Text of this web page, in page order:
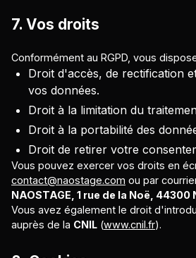
7. Vos droits
Conformément au RGPD, vous
Droit d'accès, de rectification
vos données.
Droit à la limitation du
Droit à la portabilité des
Droit de retirer votre
Vous pouvez exercer vos droits en
contact@naostage.com ou par
NAOSTAGE, 1 rue de la Noë,
Vous avez également le droit
auprès de la CNIL (www.cnil.fr).